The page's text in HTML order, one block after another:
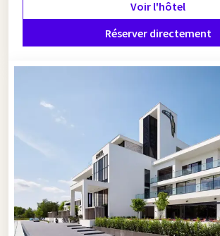
Voir l'hôtel
Réserver directement